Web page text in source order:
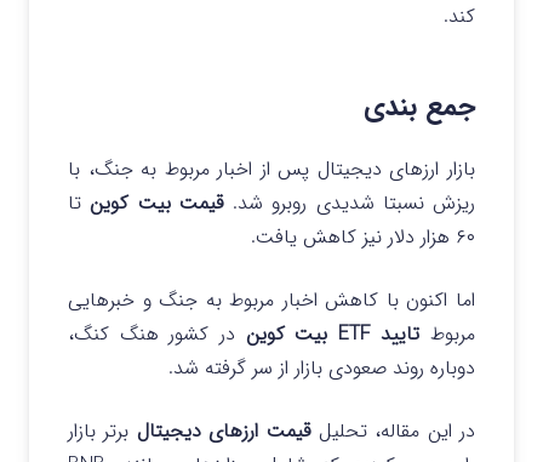
کند.
جمع بندی
بازار ارزهای دیجیتال پس از اخبار مربوط به جنگ، با
ریزش نسبتا شدیدی روبرو شد.قیمت بیت کوینتا
۶۰ هزار دلار نیز کاهش یافت.
اما اکنون با کاهش اخبار مربوط به جنگ و خبرهایی
مربوط تایید ETF بیت کوین
در کشور هنگ کنگ،
دوباره روند صعودی بازار از سر گرفته شد.
در این مقاله، تحلیلقیمت ارزهای دیجیتال برتر بازار